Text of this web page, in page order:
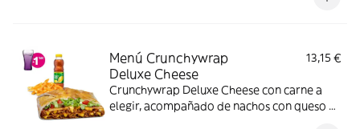
Menú Crunchywrap
Deluxe Cheese
13,15 €
Crunchywrap Deluxe Cheese con carne a
elegir, acompañado de nachos con queso o